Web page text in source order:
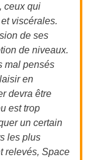
ceux qui
viscérales.
de ses
de niveaux.
mal pensés
en
devra être
est trop
un certain
les plus
relevés, Space